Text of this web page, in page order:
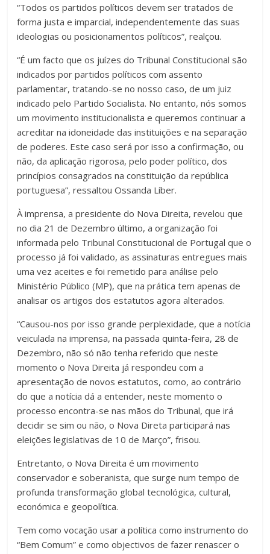
“Todos os partidos políticos devem ser tratados de
forma justa e imparcial, independentemente das suas
ideologias ou posicionamentos políticos”, realçou.
“É um facto que os juízes do Tribunal Constitucional são
indicados por partidos políticos com assento
parlamentar, tratando-se no nosso caso, de um juiz
indicado pelo Partido Socialista. No entanto, nós somos
um movimento institucionalista e queremos continuar a
acreditar na idoneidade das instituições e na separação
de poderes. Este caso será por isso a confirmação, ou
não, da aplicação rigorosa, pelo poder político, dos
princípios consagrados na constituição da república
portuguesa”, ressaltou Ossanda Líber.
À imprensa, a presidente do Nova Direita, revelou que
no dia 21 de Dezembro último, a organização foi
informada pelo Tribunal Constitucional de Portugal que o
processo já foi validado, as assinaturas entregues mais
uma vez aceites e foi remetido para análise pelo
Ministério Público (MP), que na prática tem apenas de
analisar os artigos dos estatutos agora alterados.
“Causou-nos por isso grande perplexidade, que a notícia
veiculada na imprensa, na passada quinta-feira, 28 de
Dezembro, não só não tenha referido que neste
momento o Nova Direita já respondeu com a
apresentação de novos estatutos, como, ao contrário
do que a notícia dá a entender, neste momento o
processo encontra-se nas mãos do Tribunal, que irá
decidir se sim ou não, o Nova Direta participará nas
eleições legislativas de 10 de Março”, frisou.
Entretanto, o Nova Direita é um movimento
conservador e soberanista, que surge num tempo de
profunda transformação global tecnológica, cultural,
económica e geopolítica.
Tem como vocação usar a política como instrumento do
“Bem Comum” e como objectivos de fazer renascer o